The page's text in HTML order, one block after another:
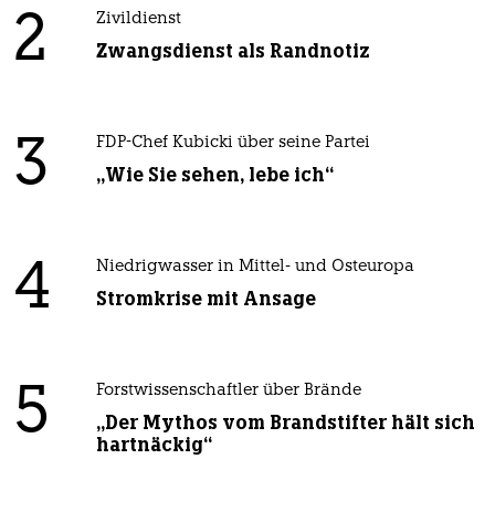
2 Zivildienst
Zwangsdienst als Randnotiz
3 FDP-Chef Kubicki über seine Partei
„Wie Sie sehen, lebe ich“
4 Niedrigwasser in Mittel- und Osteuropa
Stromkrise mit Ansage
5 Forstwissenschaftler über Brände
„Der Mythos vom Brandstifter hält sich
hartnäckig“